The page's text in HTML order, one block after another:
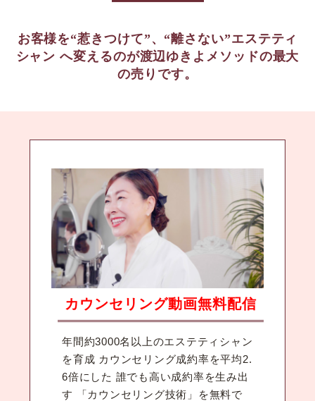
お客様を“惹きつけて”、“離さない”エステティ
シャン へ変えるのが渡辺ゆきよメソッドの最大
の売りです。
カウンセリング動画無料配信
年間約3000名以上のエステティシャン
を育成 カウンセリング成約率を平均2.
6倍にした 誰でも高い成約率を生み出
す 「カウンセリング技術」を無料で